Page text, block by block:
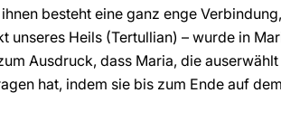
besteht eine ganz enge
unseres Heils (Tertullian) – wurde in
Ausdruck, dass Maria, die
hat, indem sie bis zum Ende auf